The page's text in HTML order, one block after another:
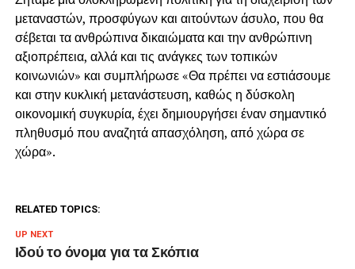
μεταναστών, προσφύγων και αιτούντων άσυλο, που θα
σέβεται τα ανθρώπινα δικαιώματα και την ανθρώπινη
αξιοπρέπεια, αλλά και τις ανάγκες των τοπικών
κοινωνιών» και συμπλήρωσε «Θα πρέπει να εστιάσουμε
και στην κυκλική μετανάστευση, καθώς η δύσκολη
οικονομική συγκυρία, έχει δημιουργήσει έναν σημαντικό
πληθυσμό που αναζητά απασχόληση, από χώρα σε
χώρα».
RELATED TOPICS:
UP NEXT
Ιδού το όνομα για τα Σκόπια